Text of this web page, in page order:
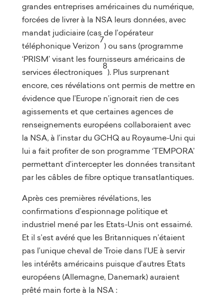
grandes entreprises américaines du numérique,
forcées de livrer à la NSA leurs données, avec
mandat judiciaire (cas de l’opérateur
téléphonique Verizon
7
) ou sans (programme
‘PRISM’ visant les fournisseurs américains de
services électroniques
8
). Plus surprenant
encore, ces révélations ont permis de mettre en
évidence que l’Europe n’ignorait rien de ces
agissements et que certaines agences de
renseignements européens collaboraient avec
la NSA, à l’instar du GCHQ au Royaume-Uni qui
lui a fait profiter de son programme ‘TEMPORA’
permettant d’intercepter les données transitant
par les câbles de fibre optique transatlantiques.
Après ces premières révélations, les
confirmations d’espionnage politique et
industriel mené par les Etats-Unis ont essaimé.
Et il s’est avéré que les Britanniques n’étaient
pas l’unique cheval de Troie dans l’UE à servir
les intérêts américains puisque d’autres Etats
européens (Allemagne, Danemark) auraient
prêté main forte à la NSA :